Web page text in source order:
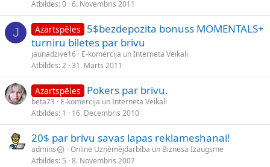
Atbildes 0 6. Novembris 2011
J Azartspēles
5$bezdepozita bonuss MOMENTALS+
turniru biletes par brivu
jaunadzive16 E-komercija un Interneta Veikali
Atbildes 2 31. Marts 2011
Azartspēles Pokers par brivu.
beta73
E-komercija un Interneta Veikali
Atbildes 1 16. Decembris 2010
20$ par brivu savas lapas reklameshanai!
admins
Online Uzņēmējdarbība un Biznesa Izaugsme
Atbildes 5 8. Novembris 2007